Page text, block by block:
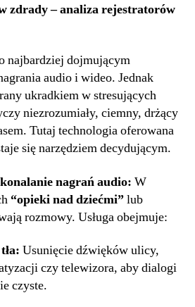
zdrady – analiza rejestratorów
najbardziej dojmującym
audio i wideo. Jednak
ukradkiem w stresujących
niezrozumiały, ciemny, drżący
Tutaj technologia oferowana
się narzędziem decydującym.
nagrań audio: W
“opieki nad dziećmi”lub
rozmowy. Usługa obejmuje:
Usunięcie dźwięków ulicy,
czy telewizora, aby dialogi
czyste.